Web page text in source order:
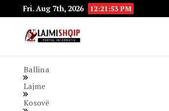
Fri. Aug 7th, 2026 12:21:54 PM
Ballina
Lajme
Kosovë